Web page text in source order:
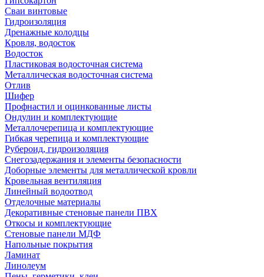
Сваи винтовые
Гидроизоляция
Дренажные колодцы
Кровля, водосток
Водосток
Пластиковая водосточная система
Металлическая водосточная система
Отлив
Шифер
Профнастил и оцинкованные листы
Ондулин и комплектующие
Металлочерепица и комплектующие
Гибкая черепица и комплектующие
Рубероид, гидроизоляция
Снегозадержания и элементы безопасности
Доборные элементы для металлической кровли
Кровельная вентиляция
Линейный водоотвод
Отделочные материалы
Декоративные стеновые панели ПВХ
Откосы и комплектующие
Стеновые панели МДФ
Напольные покрытия
Ламинат
Линолеум